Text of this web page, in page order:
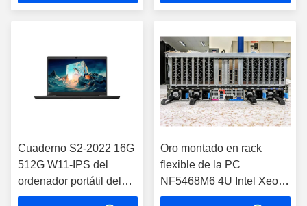
Cuaderno S2-2022 16G
512G W11-IPS del
ordenador portátil del
puesto de trabajo de
Oro montado en rack
flexible de la PC
NF5468M6 4U Intel Xeon
del ordenador de Inspur